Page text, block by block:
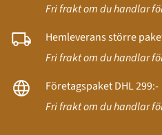
Fri frakt om du handlar
Hemleverans större
Fri frakt om du handlar
Företagspaket DHL 299:-
Fri frakt om du handlar